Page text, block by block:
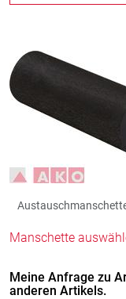
Manschette
Meine Anfrage zu
anderen Artikels.